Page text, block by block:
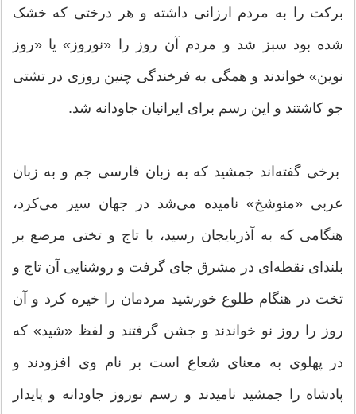
برکت را به مردم ارزانی داشته و هر درختی که خشک
شده بود سبز شد و مردم آن روز را «نوروز» یا «روز
نوین» خواندند و همگی به فرخندگی چنین روزی در تشتی
جو کاشتند و این رسم برای ایرانیان جاودانه شد.
برخی گفته‌اند جمشید که به زبان فارسی جم و به زبان
عربی «منوشخ» نامیده می‌شد در جهان سیر می‌کرد،
هنگامی که به آذربایجان رسید، با تاج و تختی مرصع بر
بلندای نقطه‌ای در مشرق جای گرفت و روشنایی آن تاج و
تخت در هنگام طلوع خورشید مردمان را خیره کرد و آن
روز را روز نو خواندند و جشن گرفتند و لفظ «شید» که
در پهلوی به معنای شعاع است بر نام وی افزودند و
پادشاه را جمشید نامیدند و رسم نوروز جاودانه و پایدار